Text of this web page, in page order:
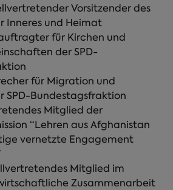
Vorsitzender des
Inneres und Heimat
für Kirchen und
der SPD-
für Migration und
SPD-Bundestagsfraktion
Mitglied der
“Lehren aus Afghanistan
vernetzte Engagement
Mitglied im
Zusammenarbeit